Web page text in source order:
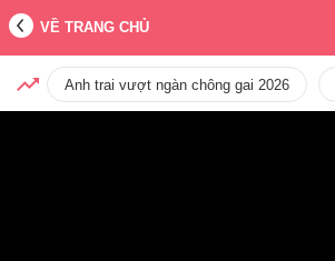
VỀ TRANG CHỦ
Anh trai vượt ngàn chông gai 2026